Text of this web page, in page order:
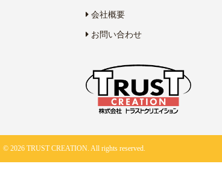
会社概要
お問い合わせ
© 2026 TRUST CREATION. All rights reserved.